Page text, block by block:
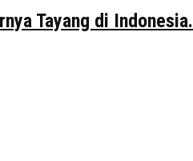
Tayang di Indonesia.